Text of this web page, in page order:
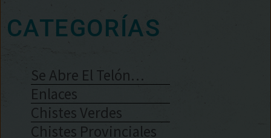
CATEGORÍAS
Se Abre El Telón…
Enlaces
Chistes Verdes
Chistes Provinciales